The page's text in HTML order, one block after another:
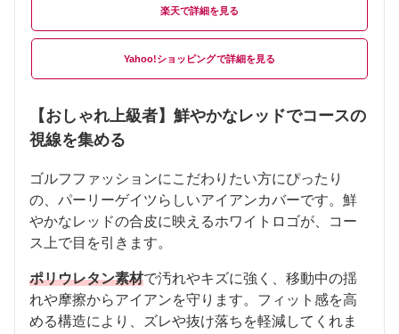
楽天
Yahoo!ショッピング
【おしゃれ上級者】鮮やかなレッドでコースの
視線を集める
ゴルフファッションにこだわりたい方にぴったり
の、パーリーゲイツらしいアイアンカバーです。鮮
やかなレッドの合皮に映えるホワイトロゴが、コー
ス上で目を引きます。
ポリウレタン素材で汚れやキズに強く、移動中の揺
れや摩擦からアイアンを守ります。フィット感を高
める構造により、ズレや抜け落ちを軽減してくれま